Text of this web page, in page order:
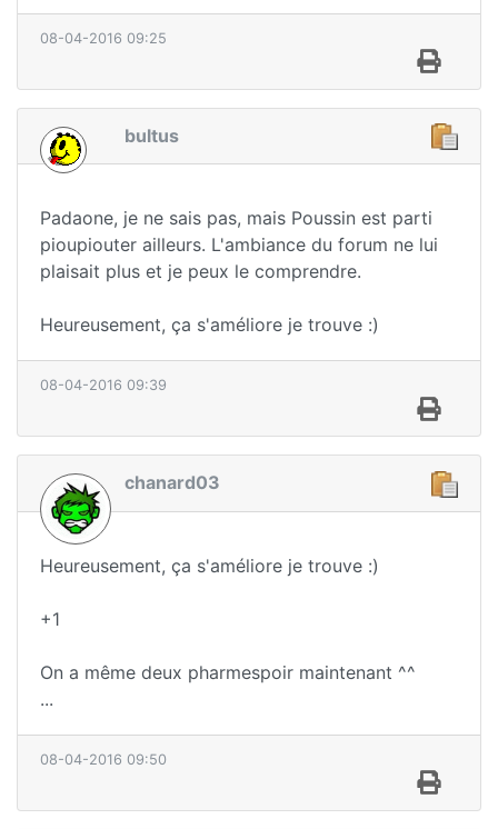
08-04-2016 09:25
bultus
Padaone, je ne sais pas, mais Poussin est parti
pioupiouter ailleurs. L'ambiance du forum ne lui
plaisait plus et je peux le comprendre.
Heureusement, ça s'améliore je trouve :)
08-04-2016 09:39
chanard03
Heureusement, ça s'améliore je trouve :)
+1
On a même deux pharmespoir maintenant ^^
...
08-04-2016 09:50